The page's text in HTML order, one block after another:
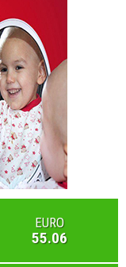
EURO
55.06